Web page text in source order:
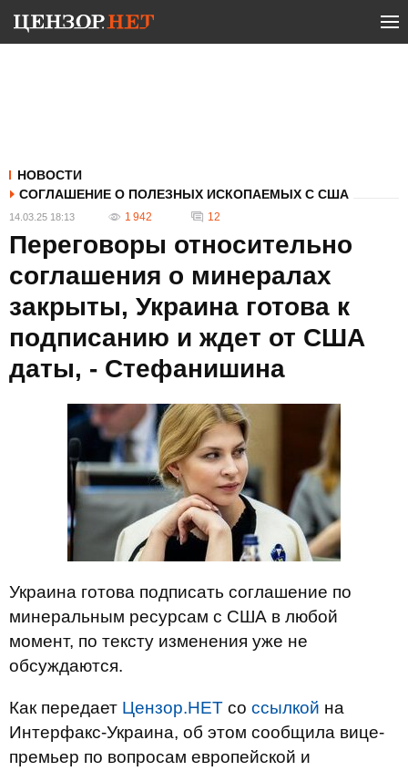
НОВОСТИ
СОГЛАШЕНИЕ О ПОЛЕЗНЫХ ИСКОПАЕМЫХ С США
14.03.25 18:13 1 942 12
Переговоры относительно
соглашения о минералах
закрыты, Украина готова к
подписанию и ждет от США
даты, - Стефанишина
Украина готова подписать соглашение по
минеральным ресурсам с США в любой
момент, по тексту изменения уже не
обсуждаются.
Как передает Цензор.НЕТ со ссылкой на
Интерфакс-Украина, об этом сообщила вице-
премьер по вопросам европейской и